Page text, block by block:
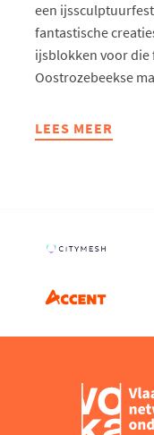
een
fantastische
ijsblokken voor die
Oostrozebeekse
LEES MEER
ABOUT